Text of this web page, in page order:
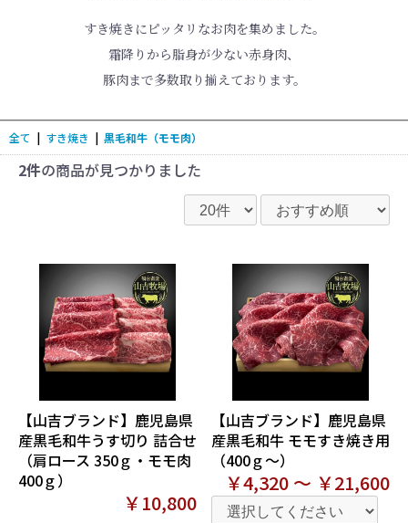
すき焼きにピッタリなお肉を集めました。
霜降りから脂身が少ない赤身肉、
豚肉まで多数取り揃えております。
全て | すき焼き | 黒毛和牛（モモ肉）
2件の商品が見つかりました
【山吉ブランド】鹿児島県
産黒毛和牛うす切り 詰合せ
（肩ロース 350ｇ・モモ肉
400ｇ）
￥10,800
【山吉ブランド】鹿児島県
産黒毛和牛 モモすき焼き用
（400ｇ～）
￥4,320 ～ ￥21,600